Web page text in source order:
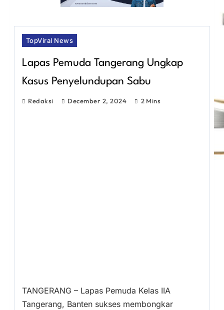
TopViral News
Lapas Pemuda Tangerang Ungkap
Kasus Penyelundupan Sabu
Redaksi December 2, 2024 2 Mins
TANGERANG – Lapas Pemuda Kelas IIA
Tangerang, Banten sukses membongkar